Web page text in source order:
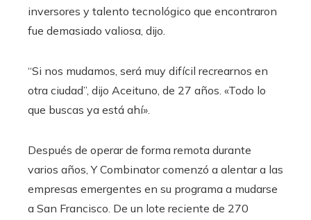
inversores y talento tecnológico que encontraron
fue demasiado valiosa, dijo.
“Si nos mudamos, será muy difícil recrearnos en
otra ciudad”, dijo Aceituno, de 27 años. «Todo lo
que buscas ya está ahí».
Después de operar de forma remota durante
varios años, Y Combinator comenzó a alentar a las
empresas emergentes en su programa a mudarse
a San Francisco. De un lote reciente de 270